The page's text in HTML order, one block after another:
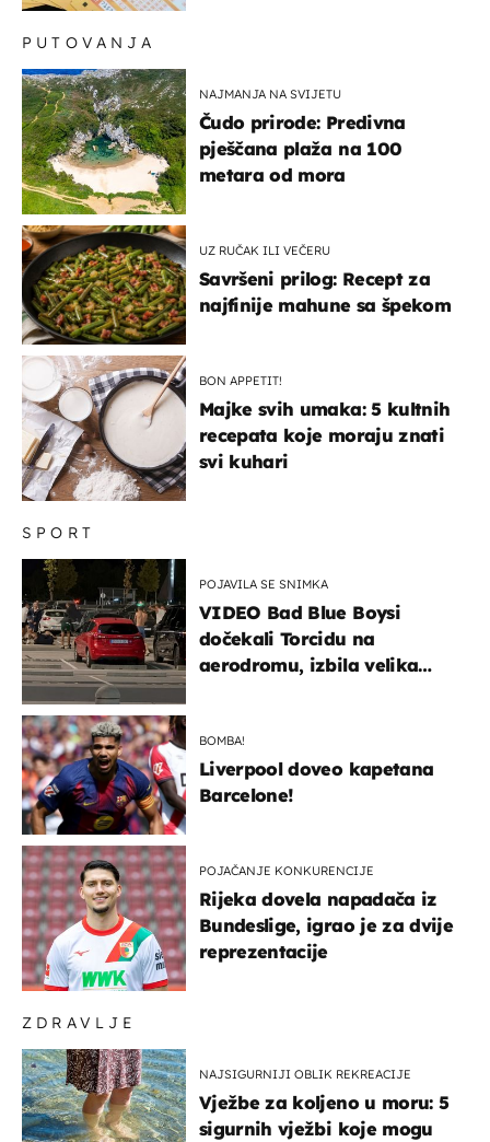
ZDRAVLJE
NAJSIGURNIJI OBLIK REKREACIJE
Vježbe za koljeno u moru: 5
sigurnih vježbi koje mogu
SPORT
POJAVILA SE SNIMKA
VIDEO Bad Blue Boysi
dočekali Torcidu na
aerodromu, izbila velika
BOMBA!
Liverpool doveo kapetana
Barcelone!
POJAČANJE KONKURENCIJE
Rijeka dovela napadača iz
Bundeslige, igrao je za dvije
reprezentacije
PUTOVANJA
NAJMANJA NA SVIJETU
Čudo prirode: Predivna
pješčana plaža na 100
metara od mora
UZ RUČAK ILI VEČERU
Savršeni prilog: Recept za
najfinije mahune sa špekom
BON APPETIT!
Majke svih umaka: 5 kultnih
recepata koje moraju znati
svi kuhari